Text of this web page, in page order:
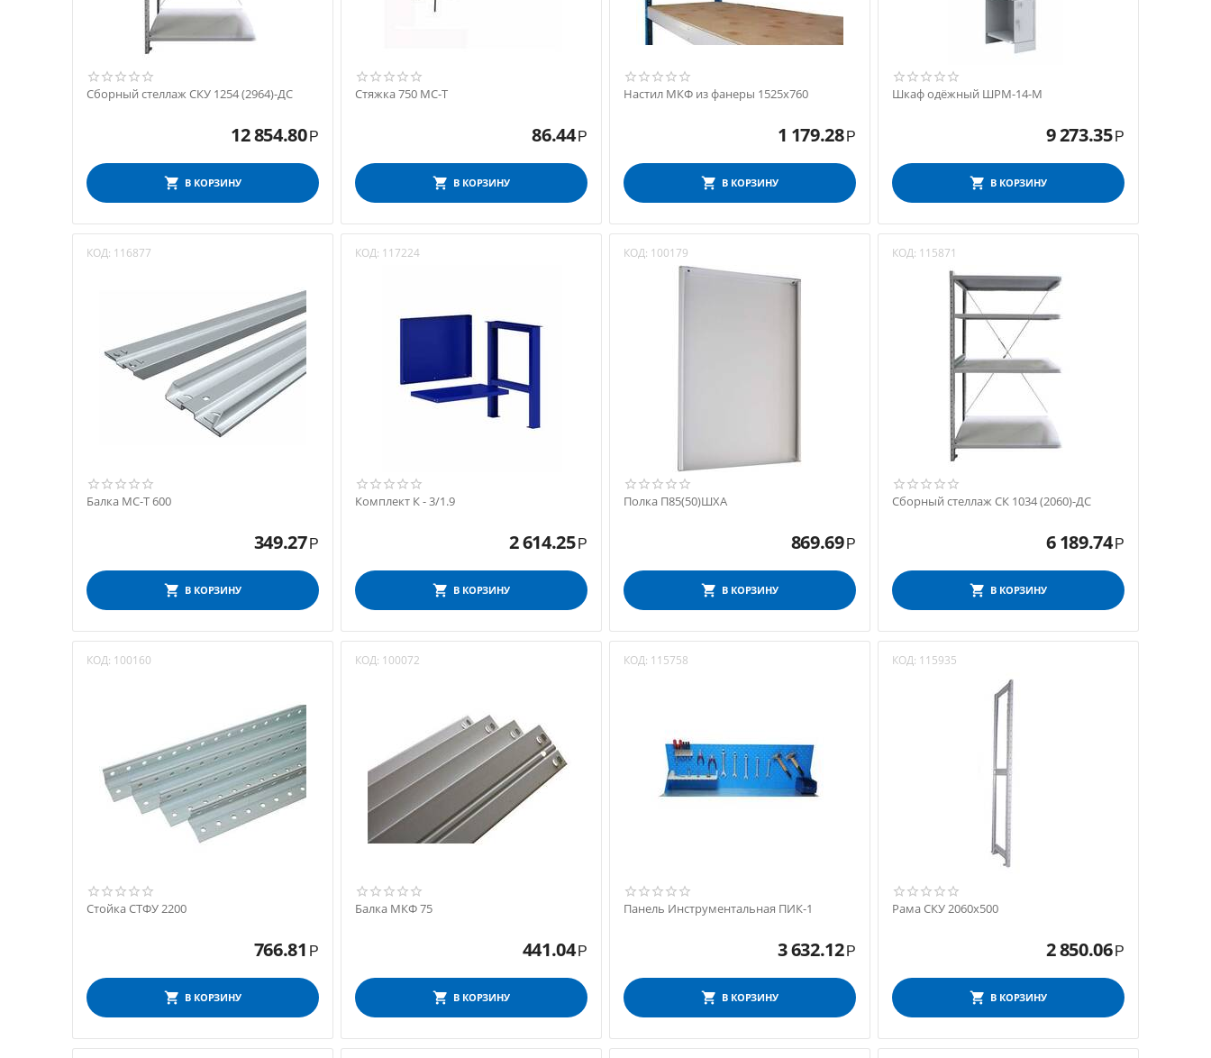
Сборный стеллаж СКУ 1254 (2964)-ДС
12 854.80 Р
В КОРЗИНУ
Стяжка 750 МС-Т
86.44 Р
В КОРЗИНУ
Настил МКФ из фанеры 1525х760
1 179.28 Р
В КОРЗИНУ
Шкаф одёжный ШРМ-14-М
9 273.35 Р
В КОРЗИНУ
КОД: 116877
Балка МС-Т 600
349.27 Р
В КОРЗИНУ
КОД: 117224
Комплект К - 3/1.9
2 614.25 Р
В КОРЗИНУ
КОД: 100179
Полка П85(50)ШХА
869.69 Р
В КОРЗИНУ
КОД: 115871
Сборный стеллаж СК 1034 (2060)-ДС
6 189.74 Р
В КОРЗИНУ
КОД: 100160
Стойка СТФУ 2200
766.81 Р
В КОРЗИНУ
КОД: 100072
Балка МКФ 75
441.04 Р
В КОРЗИНУ
КОД: 115758
Панель Инструментальная ПИК-1
3 632.12 Р
В КОРЗИНУ
КОД: 115935
Рама СКУ 2060x500
2 850.06 Р
В КОРЗИНУ